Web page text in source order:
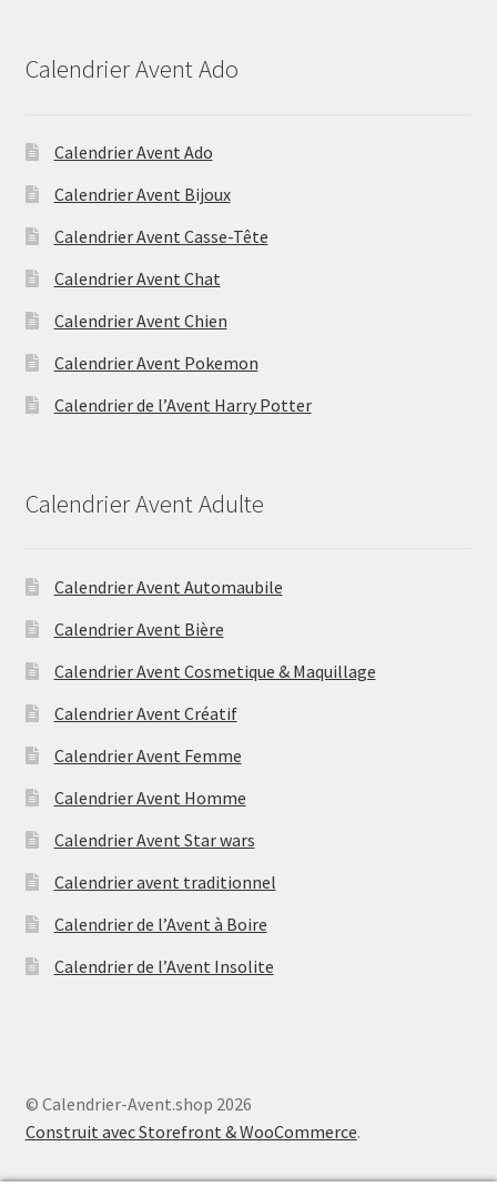
Calendrier Avent Ado
Calendrier Avent Ado
Calendrier Avent Bijoux
Calendrier Avent Casse-Tête
Calendrier Avent Chat
Calendrier Avent Chien
Calendrier Avent Pokemon
Calendrier de l’Avent Harry Potter
Calendrier Avent Adulte
Calendrier Avent Automaubile
Calendrier Avent Bière
Calendrier Avent Cosmetique & Maquillage
Calendrier Avent Créatif
Calendrier Avent Femme
Calendrier Avent Homme
Calendrier Avent Star wars
Calendrier avent traditionnel
Calendrier de l’Avent à Boire
Calendrier de l’Avent Insolite
© Calendrier-Avent.shop 2026
Construit avec Storefront & WooCommerce.